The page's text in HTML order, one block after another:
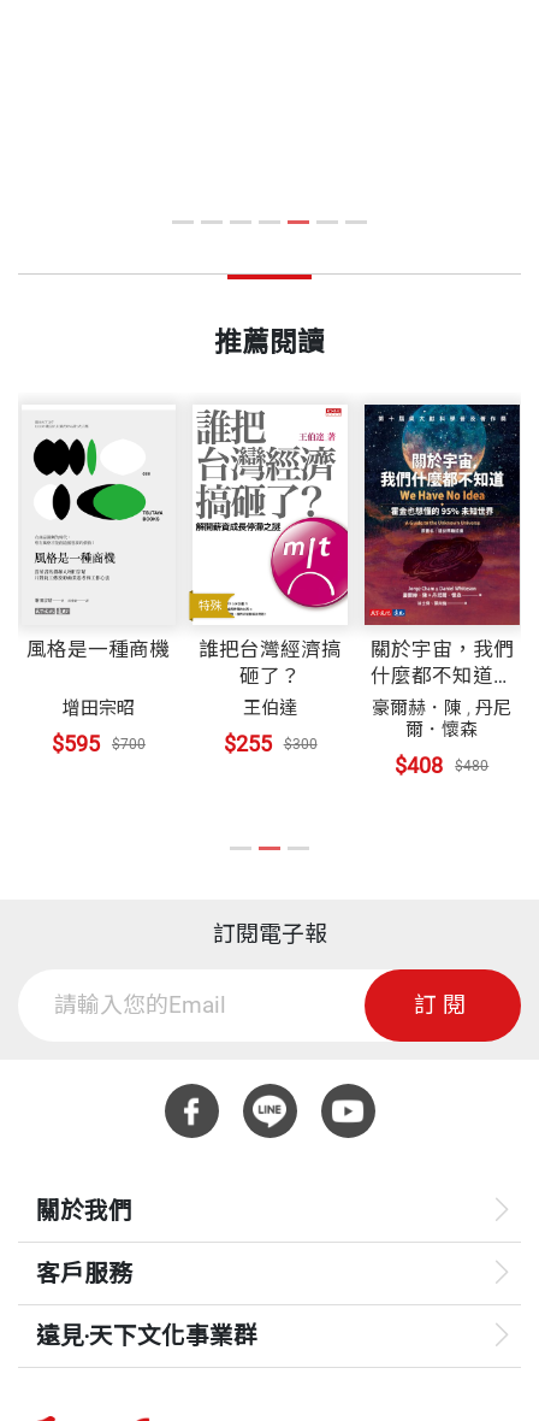
推薦閱讀
風格是一種商機
增田宗昭
$595 $700
誰把台灣經濟搞
砸了？
王伯達
$255 $300
關於宇宙，我們
什麼都不知道：
霍金也想懂的
95%未知世界
豪爾赫．陳 ,丹尼
爾．懷森
$408 $480
訂閱電子報
訂閱
關於我們
客戶服務
遠見‧天下文化事業群